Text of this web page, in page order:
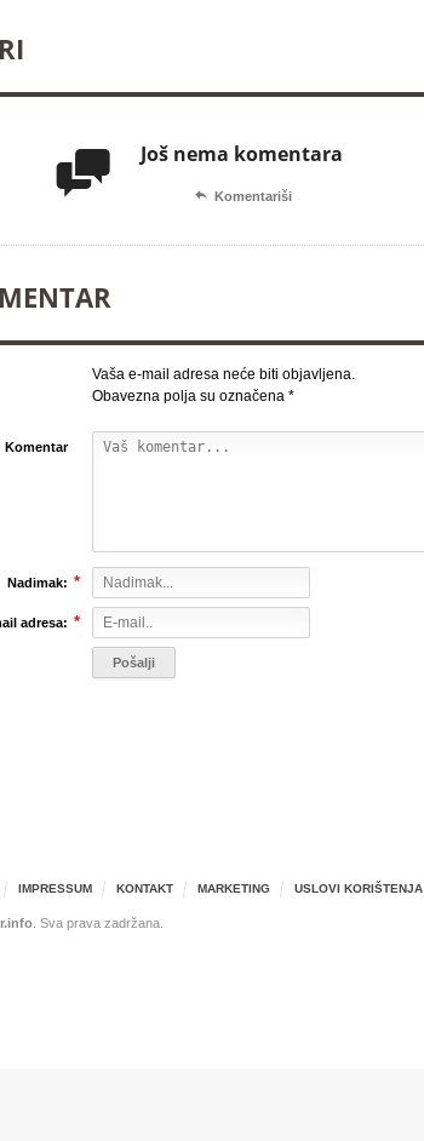
 Još nema komentara
 Komentariši
Vaša e-mail adresa neće biti objavljena.
Obavezna polja su označena *
Komentar
Nadimak: *
adresa: *
IMPRESSUM KONTAKT MARKETING USLOVI KORIŠTENJA
. Sva prava zadržana.